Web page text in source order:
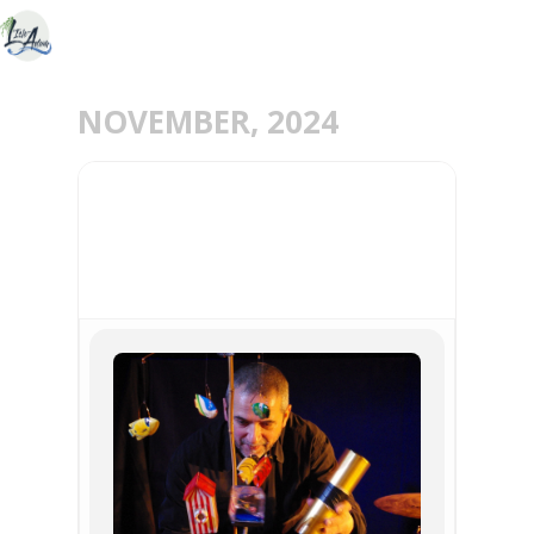
NOVEMBER, 2024